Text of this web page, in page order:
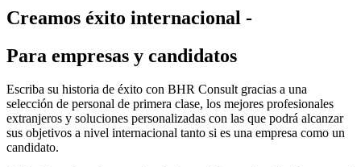
Creamos éxito internacional -
Para empresas y candidatos
Escriba su historia de éxito con BHR Consult gracias a una
selección de personal de primera clase, los mejores profesionales
extranjeros y soluciones personalizadas con las que podrá alcanzar
sus objetivos a nivel internacional tanto si es una empresa como un
candidato.